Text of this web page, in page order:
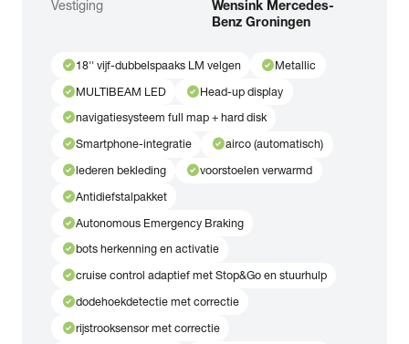
Vestiging
Wensink Mercedes-
Benz Groningen
check_circle18'' vijf-dubbelspaaks LM velgen check_circleMetallic
check_circleMULTIBEAM LED check_circleHead-up display
check_circlenavigatiesysteem full map + hard disk
check_circleSmartphone-integratie check_circleairco (automatisch)
check_circlelederen bekleding check_circlevoorstoelen verwarmd
check_circleAntidiefstalpakket
check_circleAutonomous Emergency Braking
check_circlebots herkenning en activatie
check_circlecruise control adaptief met Stop&Go en stuurhulp
check_circledodehoekdetectie met correctie
check_circlerijstrooksensor met correctie